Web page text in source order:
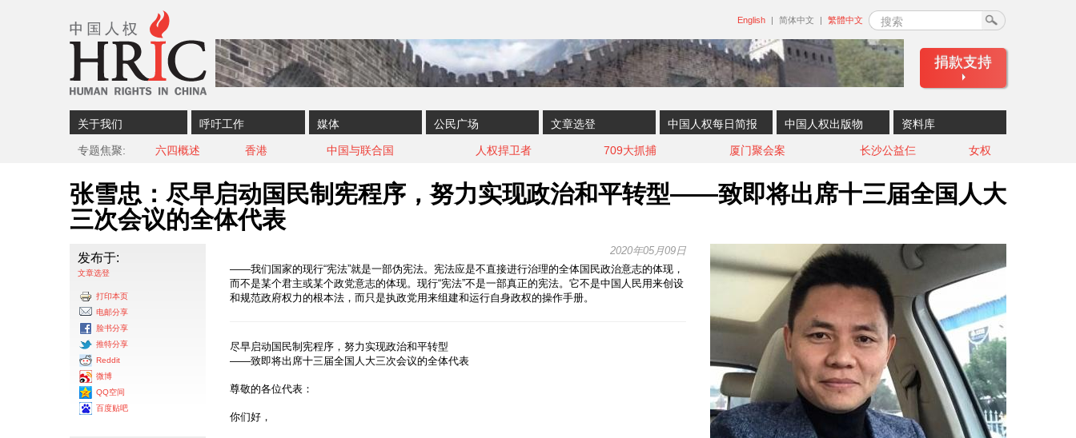
搜索
English 简体中文 繁體中文
捐款支持
关于我们 呼吁工作 媒体 公民广场 文章选登 中国人权每日简报 中国人权出版物 资料库
专题焦聚 六四概述 香港 中国与联合国 人权捍卫者 709大抓捕 厦门聚会案 长沙公益仨 女权
张雪忠：尽早启动国民制宪程序，努力实现政治和平转型——致即将出席十三届全国人大
三次会议的全体代表
发布于:
文章选登
打印本页
电邮分享
脸书分享
推特分享
Reddit
微博
QQ空间
百度贴吧
2020年05月09日
——我们国家的现行“宪法”就是一部伪宪法。宪法应是不直接进行治理的全体国民政治意志的体现，
而不是某个君主或某个政党意志的体现。现行“宪法”不是一部真正的宪法。它不是中国人民用来创设
和规范政府权力的根本法，而只是执政党用来组建和运行自身政权的操作手册。
尽早启动国民制宪程序，努力实现政治和平转型
——致即将出席十三届全国人大三次会议的全体代表
尊敬的各位代表：
你们好，